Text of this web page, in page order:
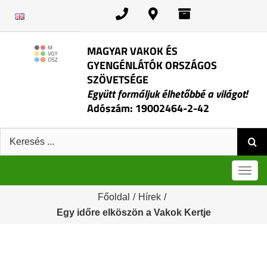
MAGYAR VAKOK ÉS
GYENGÉNLÁTÓK ORSZÁGOS
SZÖVETSÉGE
Együtt formáljuk élhetőbbé a világot!
Adószám: 19002464-2-42
Keresés:
Főoldal / Hírek /
Egy időre elköszön a Vakok Kertje